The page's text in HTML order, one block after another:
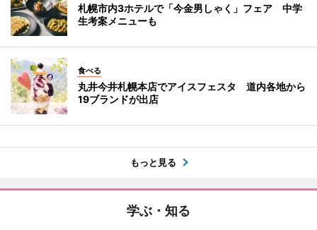
札幌市内3ホテルで「今金男しゃく」フェア 中学
生考案メニューも
食べる
丸井今井札幌本店でアイスフェスタ 道内各地から
19ブランドが出店
もっと見る
学ぶ・知る